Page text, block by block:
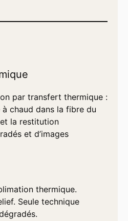
par transfert thermique :
à chaud dans la fibre du
la restitution
et d’images
thermique.
Seule technique